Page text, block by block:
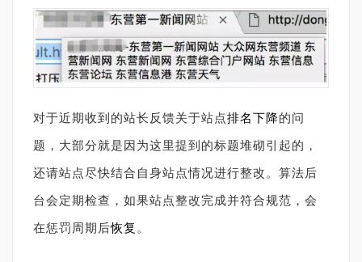
对于近期收到的站长反馈关于站点排名下降的问
题，大部分就是因为这里提到的标题堆砌引起的，
还请站点尽快结合自身站点情况进行整改。算法后
台会定期检查，如果站点整改完成并符合规范，会
在惩罚周期后恢复 。